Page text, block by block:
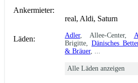
Ankermieter:
real, Aldi, Saturn
Läden: Adler, Allee-Center,
Brigitte, Dänisches
& Bräuer, ...
Alle Läden anzeigen